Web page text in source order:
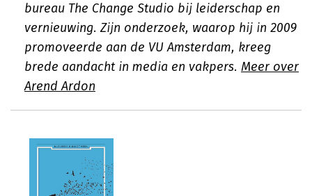
bureau The Change Studio bij leiderschap en
vernieuwing. Zijn onderzoek, waarop hij in 2009
promoveerde aan de VU Amsterdam, kreeg
brede aandacht in media en vakpers. Meer over
Arend Ardon